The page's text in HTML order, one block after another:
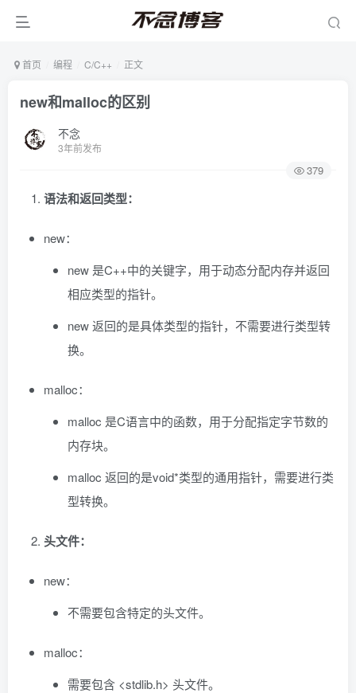
首页 编程 C/C++ 正文
new和malloc的区别
不念
3年前发布
379
语法和返回类型：
new：
new 是C++中的关键字，用于动态分配内存并返回
相应类型的指针。
new 返回的是具体类型的指针，不需要进行类型转
换。
malloc：
malloc 是C语言中的函数，用于分配指定字节数的
内存块。
malloc 返回的是void*类型的通用指针，需要进行类
型转换。
头文件：
new：
不需要包含特定的头文件。
malloc：
需要包含 <stdlib.h> 头文件。